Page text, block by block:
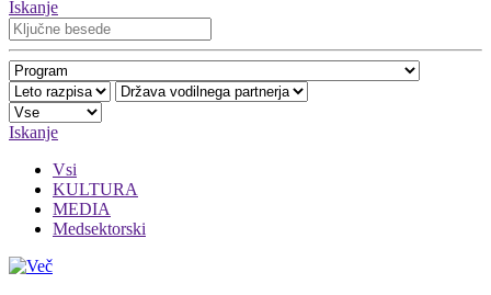
Iskanje
Iskanje
Vsi
KULTURA
MEDIA
Medsektorski